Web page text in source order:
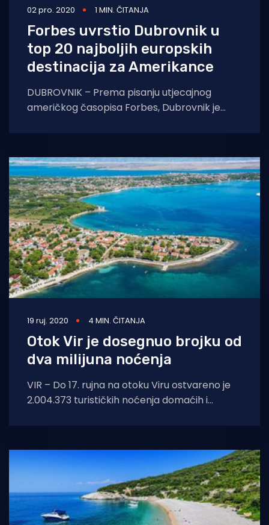
02 pro. 2020 1 MIN. ČITANJA
Forbes uvrstio Dubrovnik u
top 20 najboljih europskih
destinacija za Amerikance
DUBROVNIK – Prema pisanju utjecajnog
američkog časopisa Forbes, Dubrovnik je
destinacija za život, posao i
19 ruj. 2020 4 MIN. ČITANJA
Otok Vir je dosegnuo brojku od
dva milijuna noćenja
VIR – Do 17. rujna na otoku Viru ostvareno je
2.004.373 turističkih noćenja domaćih i